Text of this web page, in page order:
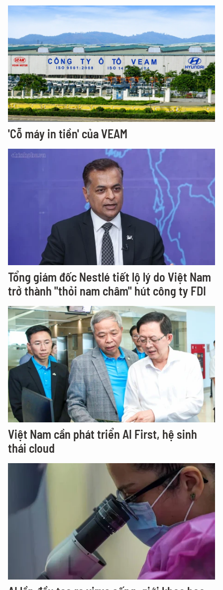
'Cỗ máy in tiền' của VEAM
Tổng giám đốc Nestlé tiết lộ lý do Việt Nam
trở thành "thỏi nam châm" hút công ty FDI
Việt Nam cần phát triển AI First, hệ sinh
thái cloud